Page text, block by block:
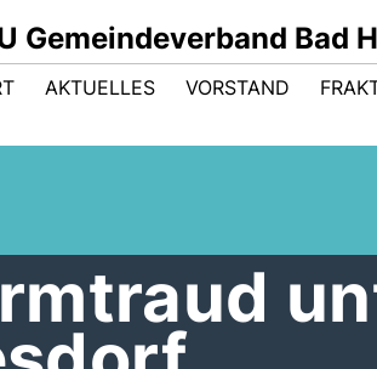
Gemeindeverband Bad
AKTUELLES VORSTAND